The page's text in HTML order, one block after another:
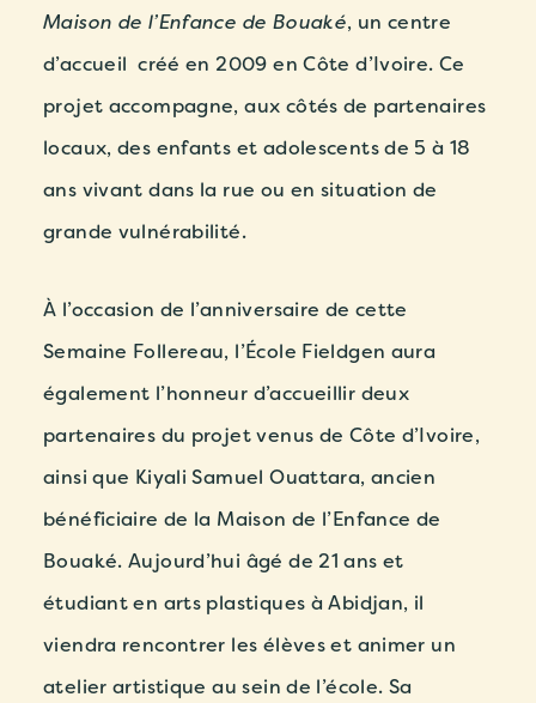
Maison de l’Enfance de Bouaké, un centre
d’accueil créé en 2009 en Côte d’Ivoire. Ce
projet accompagne, aux côtés de partenaires
locaux, des enfants et adolescents de 5 à 18
ans vivant dans la rue ou en situation de
grande vulnérabilité.
À l’occasion de l’anniversaire de cette
Semaine Follereau, l’École Fieldgen aura
également l’honneur d’accueillir deux
partenaires du projet venus de Côte d’Ivoire,
ainsi que Kiyali Samuel Ouattara, ancien
bénéficiaire de la Maison de l’Enfance de
Bouaké. Aujourd’hui âgé de 21 ans et
étudiant en arts plastiques à Abidjan, il
viendra rencontrer les élèves et animer un
atelier artistique au sein de l’école. Sa